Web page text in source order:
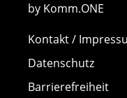
by Komm.ONE
Kontakt /
Datenschutz
Barrierefreiheit